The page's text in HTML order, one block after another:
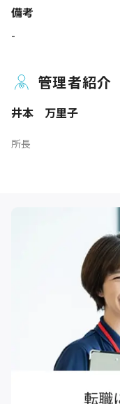
備考
-
管理者紹介
井本 万里子
所長